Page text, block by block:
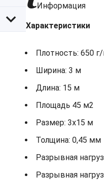
Информация
Характеристики
Плотность: 650
Ширина: 3 м
Длина: 15 м
Площадь 45 м2
Размер: 3х15 м
Толщина: 0,45 мм
Разрывная
Разрывная